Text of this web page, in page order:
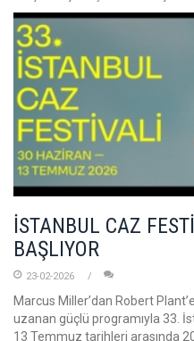
İSTANBUL CAZ
BAŞLIYOR
23-02-2026
Marcus Miller’dan Robert
uzanan güçlü programıyla 33.
13 Temmuz tarihleri arasında